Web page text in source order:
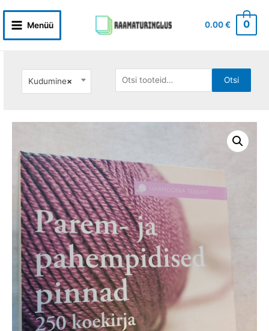
content
Main
Menüü 0.00€ 0
×
Kudumine
Otsi: Otsi